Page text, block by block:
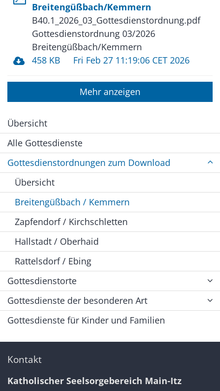
Breitengüßbach/Kemmern
B40.1_2026_03_Gottesdienstordnung.pdf
Gottesdienstordnung 03/2026
Breitengüßbach/Kemmern
458 KB
Fri Feb 27 11:19:06 CET 2026
Mehr anzeigen
Übersicht
Alle Gottesdienste
Gottesdienstordnungen zum Download
Übersicht
Breitengüßbach / Kemmern
Zapfendorf / Kirchschletten
Hallstadt / Oberhaid
Rattelsdorf / Ebing
Gottesdienstorte
Gottesdienste der besonderen Art
Gottesdienste für Kinder und Familien
Kontakt
Katholischer Seelsorgebereich Main-Itz